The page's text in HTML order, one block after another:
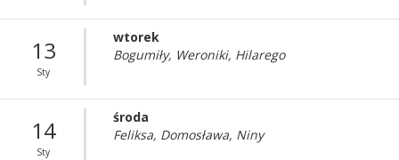
13
Sty
wtorek
Bogumiły, Weroniki, Hilarego
14
Sty
środa
Feliksa, Domosława, Niny